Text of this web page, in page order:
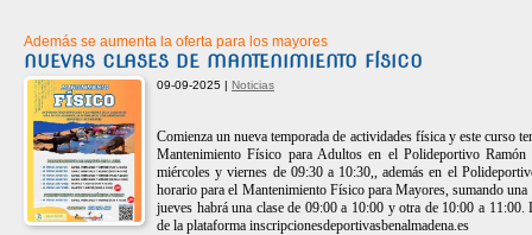
Además se aumenta la oferta para los mayores
NUEVAS CLASES DE MANTENIMIENTO FÍSICO
09-09-2025 | Noticias
Comienza un nueva temporada de actividades física y este curso
Mantenimiento Físico para Adultos en el Polideportivo Ramón
miércoles y viernes de 09:30 a 10:30,, además en el
horario para el Mantenimiento Físico para Mayores, sumando
jueves habrá una clase de 09:00 a 10:00 y otra de 10:00 a 11:00.
de la plataforma inscripcionesdeportivasbenalmadena.es